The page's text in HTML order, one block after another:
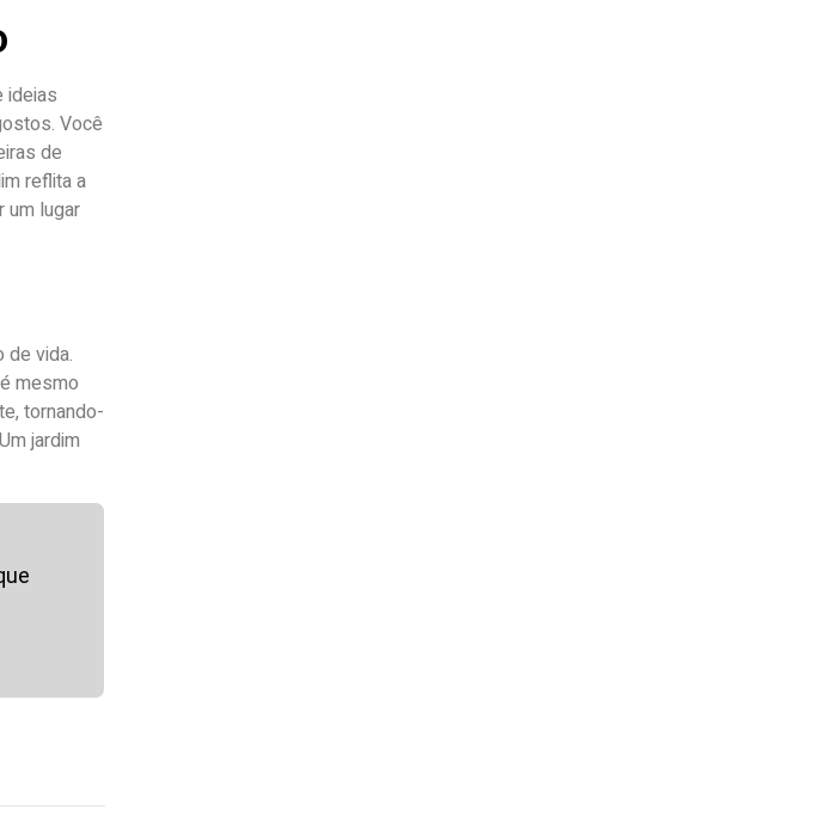
ideias
Você
de
reflita a
um lugar
de vida.
mesmo
tornando-
jardim